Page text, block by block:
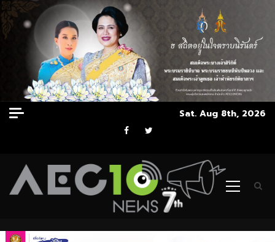
Skip
to
Sat. Aug 8th, 2026
Facebook
Twitter
Primary